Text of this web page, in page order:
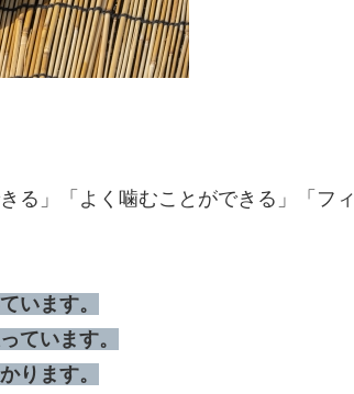
る」「よく噛むことができる」「フィ
います。
ています。
ります。